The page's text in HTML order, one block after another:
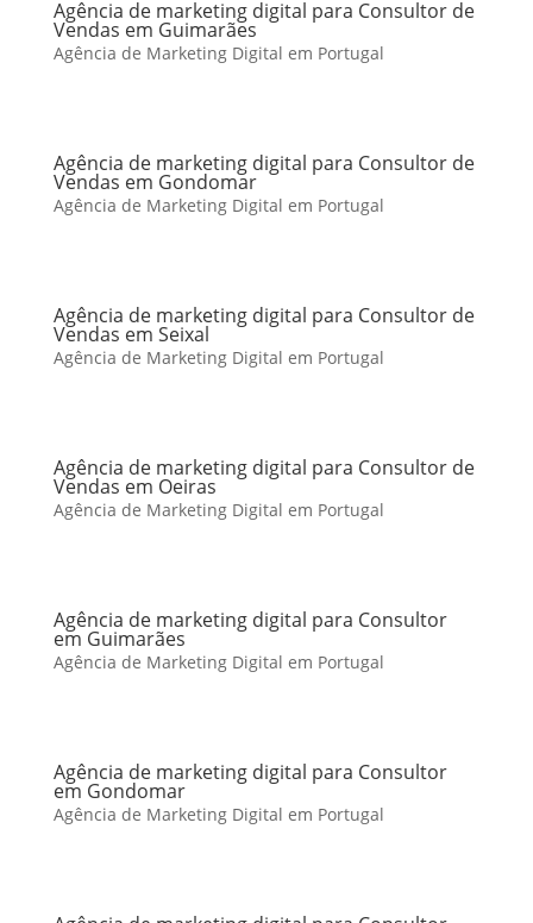
Agência de marketing digital para Consultor de
Vendas em Guimarães
Agência de Marketing Digital em Portugal
Agência de marketing digital para Consultor de
Vendas em Gondomar
Agência de Marketing Digital em Portugal
Agência de marketing digital para Consultor de
Vendas em Seixal
Agência de Marketing Digital em Portugal
Agência de marketing digital para Consultor de
Vendas em Oeiras
Agência de Marketing Digital em Portugal
Agência de marketing digital para Consultor
em Guimarães
Agência de Marketing Digital em Portugal
Agência de marketing digital para Consultor
em Gondomar
Agência de Marketing Digital em Portugal